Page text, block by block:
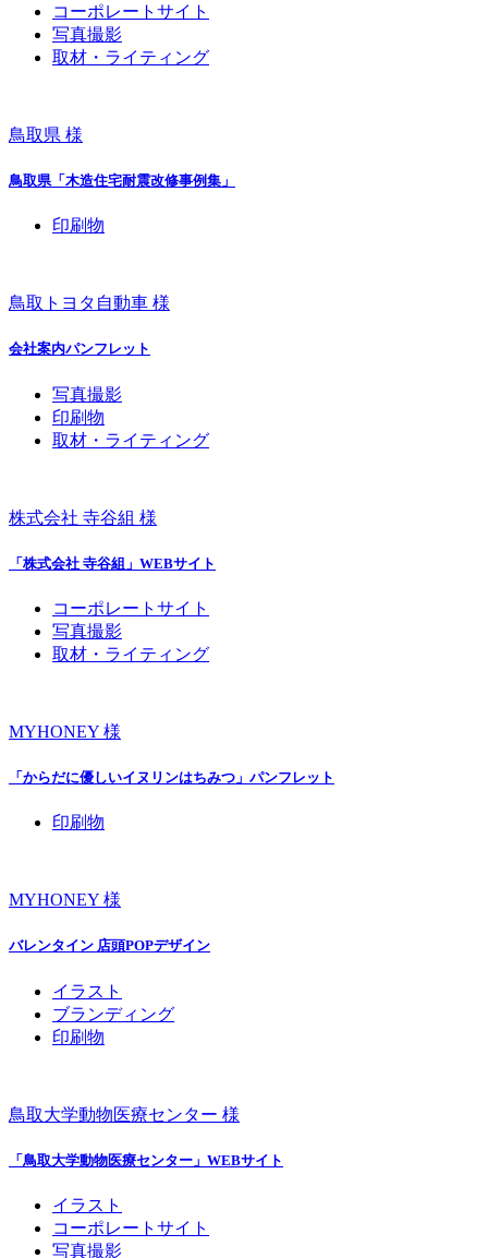
コーポレートサイト
写真撮影
取材・ライティング
鳥取県 様
鳥取県「木造住宅耐震改修事例集」
印刷物
鳥取トヨタ自動車 様
会社案内パンフレット
写真撮影
印刷物
取材・ライティング
株式会社 寺谷組 様
「株式会社 寺谷組」WEBサイト
コーポレートサイト
写真撮影
取材・ライティング
MYHONEY 様
「からだに優しいイヌリンはちみつ」パンフレット
印刷物
MYHONEY 様
バレンタイン 店頭POPデザイン
イラスト
ブランディング
印刷物
鳥取大学動物医療センター 様
「鳥取大学動物医療センター」WEBサイト
イラスト
コーポレートサイト
写真撮影